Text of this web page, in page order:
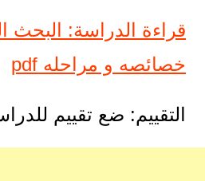
قراءة الدراسة: البحث
خصائصه و مراحله pdf
التقييم: ضع تقييم